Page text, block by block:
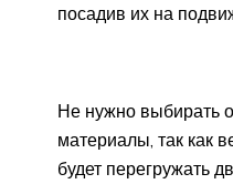
посадив их на
Не нужно выбирать
материалы, так как
будет перегружать